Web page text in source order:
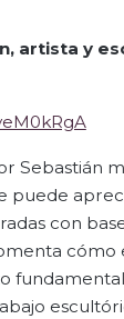
artista y
Sebastián
puede
con
cómo